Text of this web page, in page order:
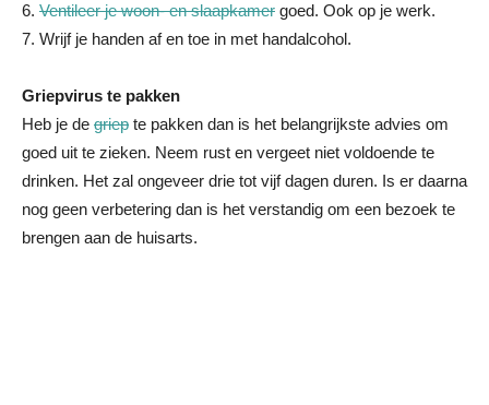
6. Ventileer je woon- en slaapkamer goed. Ook op je werk.
7. Wrijf je handen af en toe in met handalcohol.
Griepvirus te pakken
Heb je de griep te pakken dan is het belangrijkste advies om
goed uit te zieken. Neem rust en vergeet niet voldoende te
drinken. Het zal ongeveer drie tot vijf dagen duren. Is er daarna
nog geen verbetering dan is het verstandig om een bezoek te
brengen aan de huisarts.